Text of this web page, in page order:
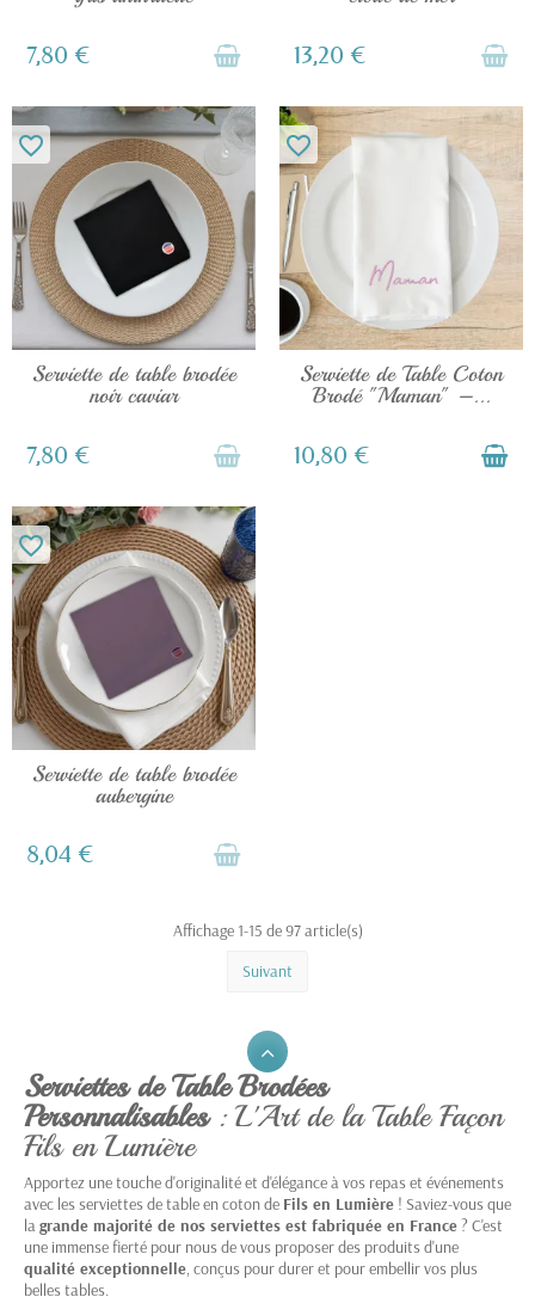
7,80 € 13,20 €
EN STOCK
favorite_border
Serviette de table brodée
noir caviar
7,80 €
EN STOCK
favorite_border
Serviette de Table Coton
Brodé "Maman" –...
10,80 €
EN STOCK
favorite_border
Serviette de table brodée
aubergine
8,04 €
Affichage 1-15 de 97 article(s)
Suivant
Serviettes de Table Brodées
Personnalisables: L'Art de la Table Façon
Fils en Lumière
Apportez une touche d'originalité et d'élégance à vos repas et événements
avec les serviettes de table en cotonde Fils en Lumière ! Saviez-vous que
lagrande majorité de nos serviettes est fabriquée en France? C'est
une immense fierté pour nous de vous proposer des produits d'une
qualité exceptionnelle, conçus pour durer et pour embellir vos plus
belles tables.